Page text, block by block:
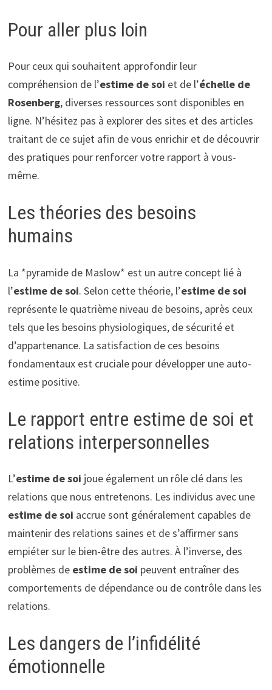
Pour aller plus loin
Pour ceux qui souhaitent approfondir leur
compréhension de l’estime de soi et de l’échelle de
Rosenberg, diverses ressources sont disponibles en
ligne. N’hésitez pas à explorer des sites et des articles
traitant de ce sujet afin de vous enrichir et de découvrir
des pratiques pour renforcer votre rapport à vous-
même.
Les théories des besoins
humains
La *pyramide de Maslow* est un autre concept lié à
l’estime de soi. Selon cette théorie, l’estime de soi
représente le quatrième niveau de besoins, après ceux
tels que les besoins physiologiques, de sécurité et
d’appartenance. La satisfaction de ces besoins
fondamentaux est cruciale pour développer une auto-
estime positive.
Le rapport entre estime de soi et
relations interpersonnelles
L’estime de soi joue également un rôle clé dans les
relations que nous entretenons. Les individus avec une
estime de soi accrue sont généralement capables de
maintenir des relations saines et de s’affirmer sans
empiéter sur le bien-être des autres. À l’inverse, des
problèmes de estime de soi peuvent entraîner des
comportements de dépendance ou de contrôle dans les
relations.
Les dangers de l’infidélité
émotionnelle